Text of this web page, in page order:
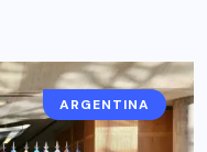
ARGENTINA